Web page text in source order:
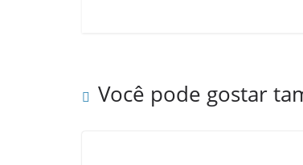
Você pode gostar